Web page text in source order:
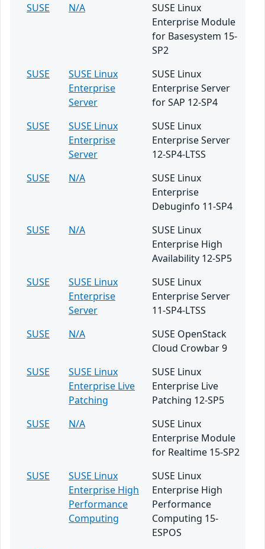
SUSE N/A
SUSE Linux
Enterprise Module
for Basesystem 15-
SP2
SUSE
SUSE Linux
Enterprise
Server
SUSE Linux
Enterprise Server
for SAP 12-SP4
SUSE
SUSE Linux
Enterprise
Server
SUSE Linux
Enterprise Server
12-SP4-LTSS
SUSE
N/A
SUSE Linux
Enterprise
Debuginfo 11-SP4
SUSE
N/A
SUSE Linux
Enterprise High
Availability 12-SP5
SUSE
SUSE Linux
Enterprise
Server
SUSE Linux
Enterprise Server
11-SP4-LTSS
SUSE
N/A
SUSE OpenStack
Cloud Crowbar 9
SUSE
SUSE Linux
Enterprise Live
Patching
SUSE Linux
Enterprise Live
Patching 12-SP5
SUSE
N/A
SUSE Linux
Enterprise Module
for Realtime 15-SP2
SUSE
SUSE Linux
Enterprise High
Performance
Computing
SUSE Linux
Enterprise High
Performance
Computing 15-
ESPOS